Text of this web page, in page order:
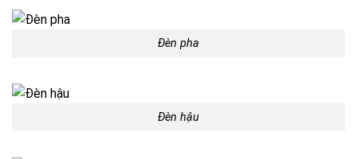
Đèn pha
Đèn hậu